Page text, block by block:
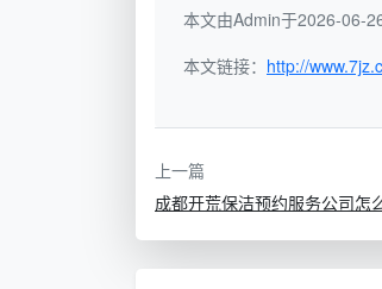
务
面灰尘
覆盖重
点
本文由Admin于2026-06-
本文链接： http://
上一篇
成都开荒保洁预约服务公司怎